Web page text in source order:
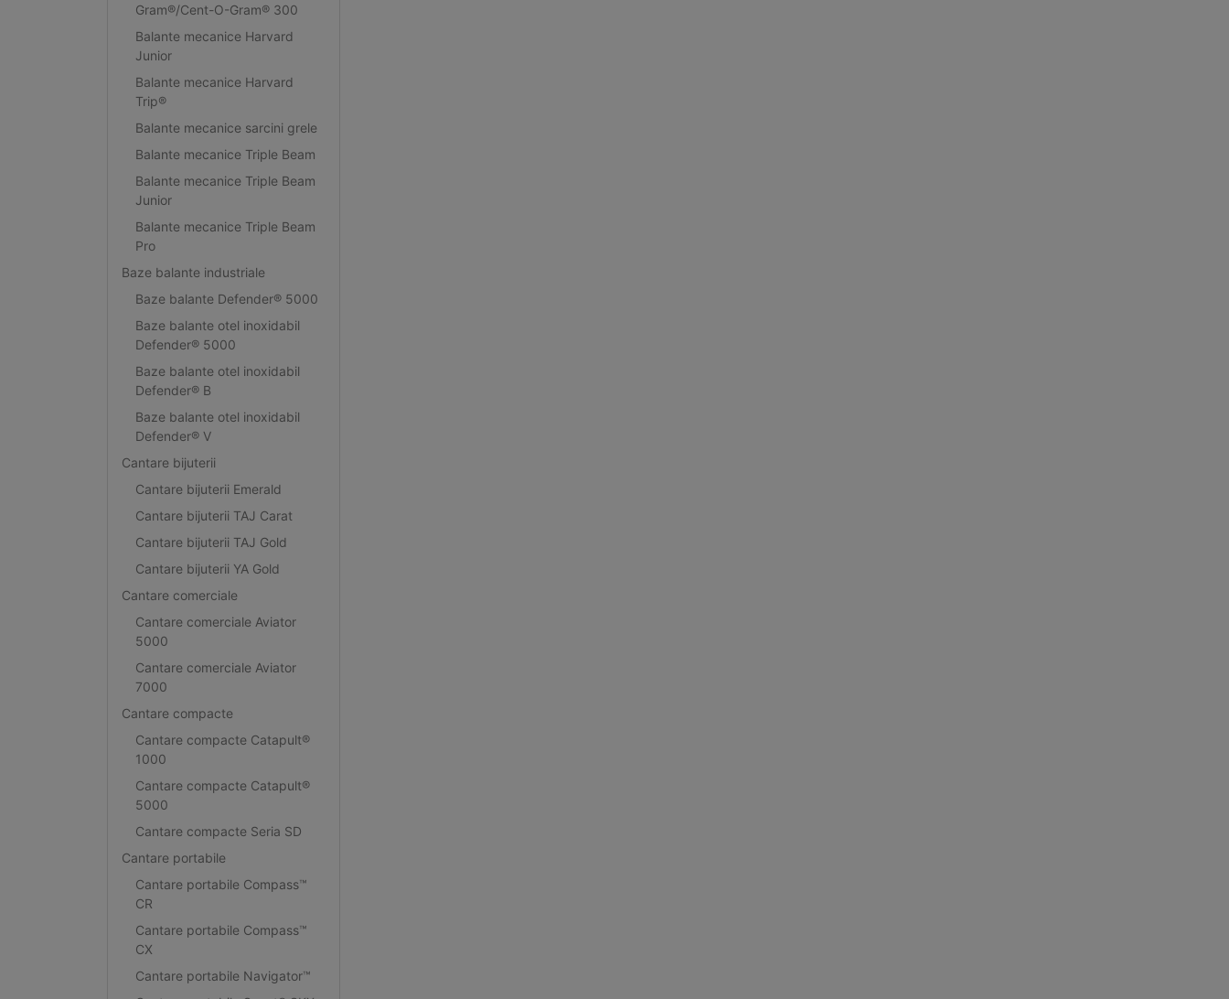
Gram®/Cent-O-Gram® 300
Balante mecanice Harvard
Junior
Balante mecanice Harvard
Trip®
Balante mecanice sarcini grele
Balante mecanice Triple Beam
Balante mecanice Triple Beam
Junior
Balante mecanice Triple Beam
Pro
Baze balante industriale
Baze balante Defender® 5000
Baze balante otel inoxidabil
Defender® 5000
Baze balante otel inoxidabil
Defender® B
Baze balante otel inoxidabil
Defender® V
Cantare bijuterii
Cantare bijuterii Emerald
Cantare bijuterii TAJ Carat
Cantare bijuterii TAJ Gold
Cantare bijuterii YA Gold
Cantare comerciale
Cantare comerciale Aviator
5000
Cantare comerciale Aviator
7000
Cantare compacte
Cantare compacte Catapult®
1000
Cantare compacte Catapult®
5000
Cantare compacte Seria SD
Cantare portabile
Cantare portabile Compass™
CR
Cantare portabile Compass™
CX
Cantare portabile Navigator™